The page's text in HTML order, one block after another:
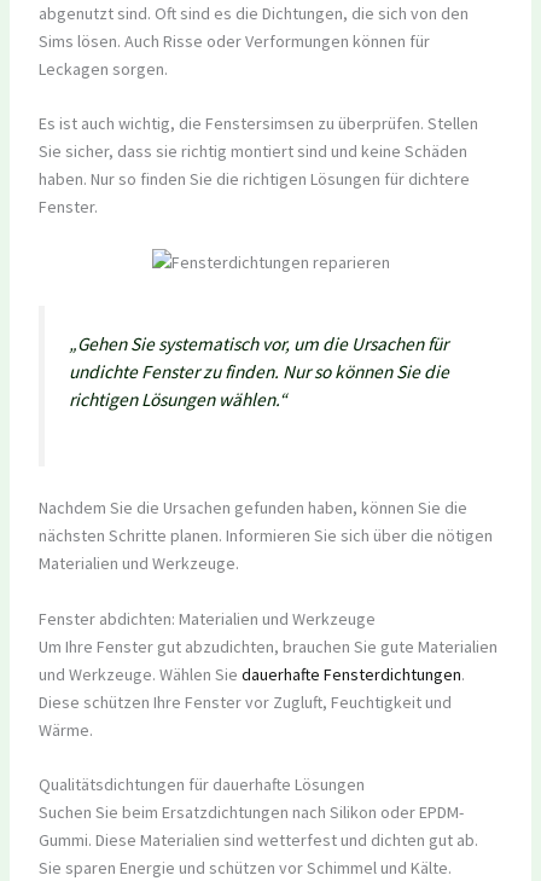
abgenutzt sind. Oft sind es die Dichtungen, die sich von den
Sims lösen. Auch Risse oder Verformungen können für
Leckagen sorgen.
Es ist auch wichtig, die Fenstersimsen zu überprüfen. Stellen
Sie sicher, dass sie richtig montiert sind und keine Schäden
haben. Nur so finden Sie die richtigen Lösungen für dichtere
Fenster.
„Gehen Sie systematisch vor, um die Ursachen für
undichte Fenster zu finden. Nur so können Sie die
richtigen Lösungen wählen.“
Nachdem Sie die Ursachen gefunden haben, können Sie die
nächsten Schritte planen. Informieren Sie sich über die nötigen
Materialien und Werkzeuge.
Fenster abdichten: Materialien und Werkzeuge
Um Ihre Fenster gut abzudichten, brauchen Sie gute Materialien
und Werkzeuge. Wählen Sie dauerhafte Fensterdichtungen.
Diese schützen Ihre Fenster vor Zugluft, Feuchtigkeit und
Wärme.
Qualitätsdichtungen für dauerhafte Lösungen
Suchen Sie beim Ersatzdichtungen nach Silikon oder EPDM-
Gummi. Diese Materialien sind wetterfest und dichten gut ab.
Sie sparen Energie und schützen vor Schimmel und Kälte.